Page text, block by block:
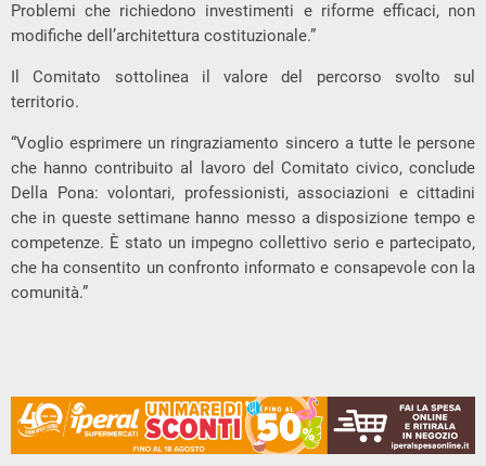
Problemi che richiedono investimenti e riforme efficaci, non
modifiche dell’architettura costituzionale.”
Il Comitato sottolinea il valore del percorso svolto sul
territorio.
“Voglio esprimere un ringraziamento sincero a tutte le persone
che hanno contribuito al lavoro del Comitato civico, conclude
Della Pona: volontari, professionisti, associazioni e cittadini
che in queste settimane hanno messo a disposizione tempo e
competenze. È stato un impegno collettivo serio e partecipato,
che ha consentito un confronto informato e consapevole con la
comunità.”